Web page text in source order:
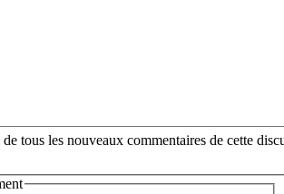
tous les nouveaux commentaires de cette